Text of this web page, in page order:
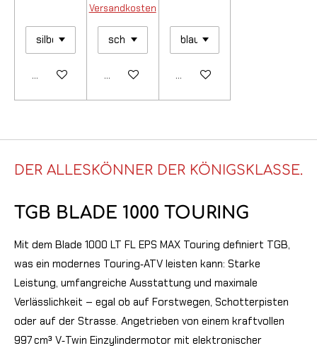
Details anzeigen
Versandkosten
Details anzeigenDetails anzeigen
DER ALLESKÖNNER DER KÖNIGSKLASSE.
TGB BLADE 1000 TOURING
Mit dem Blade 1000 LT FL EPS MAX Touring definiert TGB,
was ein modernes Touring‑ATV leisten kann: Starke
Leistung, umfangreiche Ausstattung und maximale
Verlässlichkeit – egal ob auf Forstwegen, Schotterpisten
oder auf der Strasse. Angetrieben von einem kraftvollen
997 cm³ V‑Twin Einzylindermotor mit elektronischer